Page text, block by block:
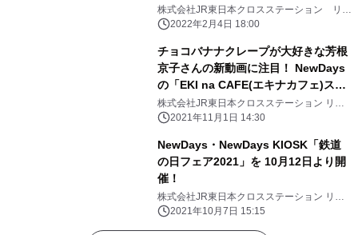
施 2月8日(火)～28日(月)
株式会社JR東日本クロスステーション リテ
ールカンパニー
2022年2月4日 18:00
チョコバナナクレープが大好きな芳根
京子さんの新動画に注目！ NewDays
の「EKI na CAFE(エキナカフェ)スイ
ーツ」 新CM動画11月2日(火)より放映
開始
株式会社JR東日本クロスステーション リテ
ールカンパニー
2021年11月1日 14:30
NewDays・NewDays KIOSK「鉄道
の日フェア2021」を 10月12日より開
催！
株式会社JR東日本クロスステーション リテ
ールカンパニー
2021年10月7日 15:15